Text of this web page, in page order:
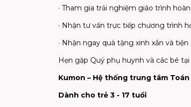
· Tham gia trải nghiệm giáo trình
· Nhận tư vấn trực tiếp chương trình
· Nhận ngay quà tặng xinh xắn và
Hẹn gặp Quý phụ huynh và các bé
Kumon – Hệ thống trung tâm
Dành cho trẻ 3 - 17 tuổi